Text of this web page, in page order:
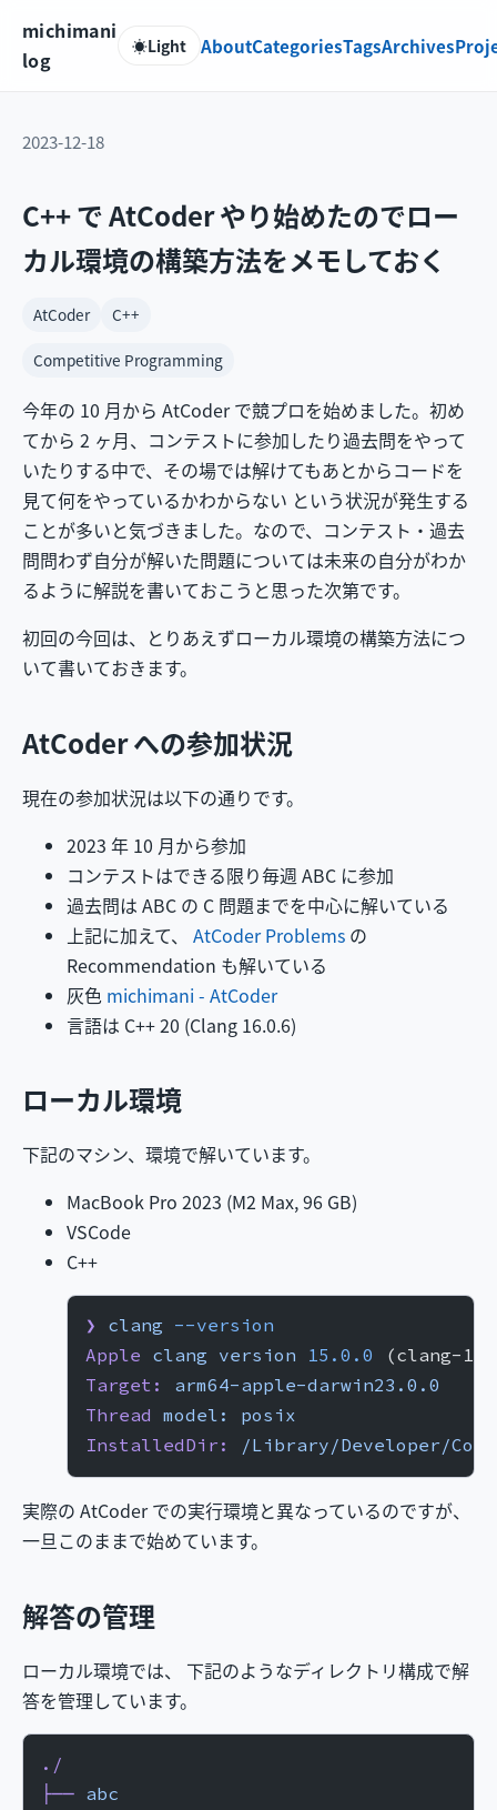
michimani
log
☀️Light AboutCategoriesTagsArchives
2023-12-18
C++ で AtCoder やり始めたのでロー
カル環境の構築方法をメモしておく
AtCoder C++
Competitive Programming
今年の 10 月から AtCoder で競プロを始めました。初め
てから 2 ヶ月、コンテストに参加したり過去問をやって
いたりする中で、その場では解けてもあとからコードを
見て何をやっているかわからない という状況が発生する
ことが多いと気づきました。なので、コンテスト・過去
問問わず自分が解いた問題については未来の自分がわか
るように解説を書いておこうと思った次第です。
初回の今回は、とりあえずローカル環境の構築方法につ
いて書いておきます。
AtCoder への参加状況
現在の参加状況は以下の通りです。
2023 年 10 月から参加
コンテストはできる限り毎週 ABC に参加
過去問は ABC の C 問題までを中心に解いている
上記に加えて、 AtCoder Problems の
Recommendation も解いている
灰色 michimani - AtCoder
言語は C++ 20 (Clang 16.0.6)
ローカル環境
下記のマシン、環境で解いています。
MacBook Pro 2023 (M2 Max, 96 GB)
VSCode
C++
❯ clang --version
Apple clang version 15.0.0 (clang-
Target:
arm64-apple-darwin23.0.0
Thread model:
posix
InstalledDir:
/Library/Developer/
実際の AtCoder での実行環境と異なっているのですが、
一旦このままで始めています。
解答の管理
ローカル環境では、 下記のようなディレクトリ構成で解
答を管理しています。
./
├── abc